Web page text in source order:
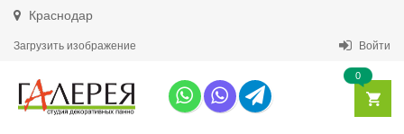
Краснодар
Загрузить изображение Войти
0